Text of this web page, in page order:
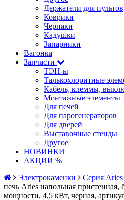
Держатели для пультов
Коврики
Черпаки
Кадушки
Запарники
Вагонка
Запчасти
ТЭН-ы
Талькохлоритные
Кабель, клеммы,
Монтажные элементы
Для печей
Для парогенераторов
Для дверей
Выставочные стенды
Другое
НОВИНКИ
АКЦИИ %
Электрокаменки
Серия Aries
печь Aries напольная пристенная,
мощности, 4,5 кВт, черная,